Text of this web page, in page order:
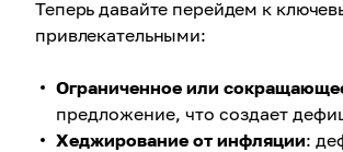
Теперь давайте перейдем к
привлекательными:
Ограниченное или
предложение, что создает
Хеджирование от инфляции: